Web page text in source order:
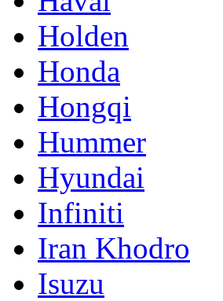
Holden
Honda
Hongqi
Hummer
Hyundai
Infiniti
Iran Khodro
Isuzu